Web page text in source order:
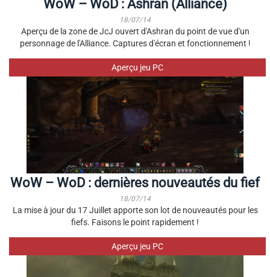
WoW – WoD : Ashran (Alliance)
18/07/14
Aperçu de la zone de JcJ ouvert d'Ashran du point de vue d'un
personnage de l'Alliance. Captures d'écran et fonctionnement !
Aperçu jeu PC
WoW – WoD : dernières nouveautés du fief
18/07/14
La mise à jour du 17 Juillet apporte son lot de nouveautés pour les
fiefs. Faisons le point rapidement !
Aperçu jeu PC